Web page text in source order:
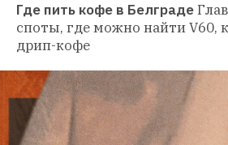
Где пить кофе в Белграде
споты, где можно найти V60,
дрип-кофе